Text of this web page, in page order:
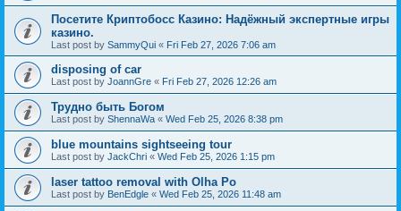
Посетите Криптобосс Казино: Надёжный экспертные игры
казино.
Last post by SammyQui « Fri Feb 27, 2026 7:06 am
disposing of car
Last post by JoannGre « Fri Feb 27, 2026 12:26 am
Трудно быть Богом
Last post by ShennaWa « Wed Feb 25, 2026 8:38 pm
blue mountains sightseeing tour
Last post by JackChri « Wed Feb 25, 2026 1:15 pm
laser tattoo removal with Olha Po
Last post by BenEdgle « Wed Feb 25, 2026 11:48 am